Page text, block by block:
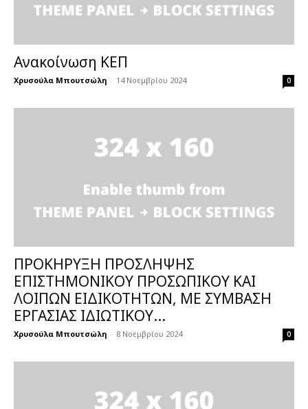
Ανακοίνωση ΚΕΠ
Χρυσούλα Μπουτσώλη - 14 Νοεμβρίου 2024 0
ΠΡΟΚΗΡΥΞΗ ΠΡΟΣΛΗΨΗΣ
ΕΠΙΣΤΗΜΟΝΙΚΟΥ ΠΡΟΣΩΠΙΚΟΥ ΚΑΙ
ΛΟΙΠΩΝ ΕΙΔΙΚΟΤΗΤΩΝ, ΜΕ ΣΥΜΒΑΣΗ
ΕΡΓΑΣΙΑΣ ΙΔΙΩΤΙΚΟΥ...
Χρυσούλα Μπουτσώλη - 8 Νοεμβρίου 2024 0